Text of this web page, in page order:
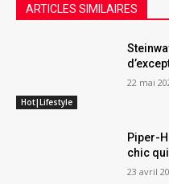
ARTICLES SIMILAIRES
Hot|Lifestyle
22 mai
Piper-
chic
23 avril